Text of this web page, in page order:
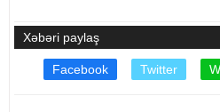
Xəbəri paylaş
Facebook Twitter